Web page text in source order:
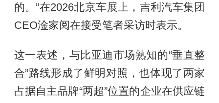
的。”在2026北京车展上，吉利汽车集团
CEO淦家阅在接受笔者采访时表示。
这一表述，与比亚迪市场熟知的“垂直整
合”路线形成了鲜明对照，也体现了两家
占据自主品牌“两超”位置的企业在供应链